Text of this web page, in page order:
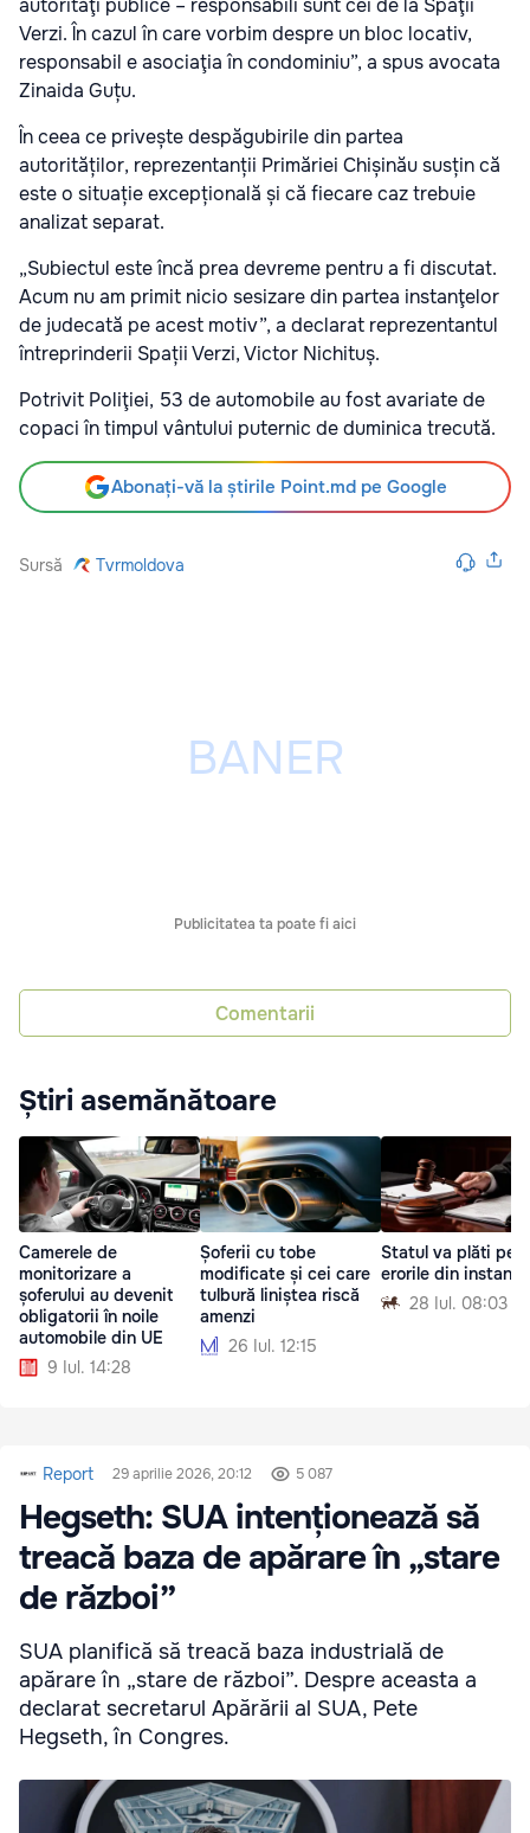
autorităţi publice – responsabili sunt cei de la Spaţii
Verzi. În cazul în care vorbim despre un bloc locativ,
responsabil e asociaţia în condominiu”, a spus avocata
Zinaida Guțu.
În ceea ce privește despăgubirile din partea
autorităților, reprezentanții Primăriei Chișinău susțin că
este o situație excepțională și că fiecare caz trebuie
analizat separat.
„Subiectul este încă prea devreme pentru a fi discutat.
Acum nu am primit nicio sesizare din partea instanţelor
de judecată pe acest motiv”, a declarat reprezentantul
întreprinderii Spații Verzi, Victor Nichituș.
Potrivit Poliţiei, 53 de automobile au fost avariate de
copaci în timpul vântului puternic de duminica trecută.
Abonați-vă la știrile Point.md pe Google
Sursă Tvrmoldova
Publicitatea ta poate fi aici
Comentarii
Știri asemănătoare
Camerele de
monitorizare a
șoferului au devenit
obligatorii în noile
automobile din UE
9 Iul. 14:28
Șoferii cu tobe
modificate și cei care
tulbură liniștea riscă
amenzi
26 Iul. 12:15
Statul va plăti
erorile din instanțe
28 Iul. 08:03
Report 29 aprilie 2026, 20:12 5 087
Hegseth: SUA intenționează să
treacă baza de apărare în „stare
de război”
SUA planifică să treacă baza industrială de
apărare în „stare de război”. Despre aceasta a
declarat secretarul Apărării al SUA, Pete
Hegseth, în Congres.